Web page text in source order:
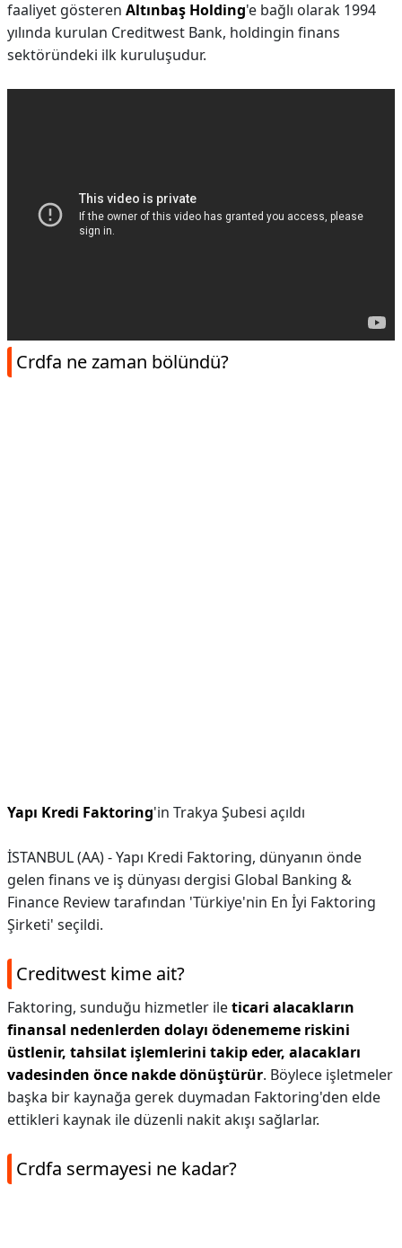
faaliyet gösteren Altınbaş Holding'e bağlı olarak 1994
yılında kurulan Creditwest Bank, holdingin finans
sektöründeki ilk kuruluşudur.
Crdfa ne zaman bölündü?
Yapı Kredi Faktoring'in Trakya Şubesi açıldı
İSTANBUL (AA) - Yapı Kredi Faktoring, dünyanın önde
gelen finans ve iş dünyası dergisi Global Banking &
Finance Review tarafından 'Türkiye'nin En İyi Faktoring
Şirketi' seçildi.
Creditwest kime ait?
Faktoring, sunduğu hizmetler ileticari alacakların
finansal nedenlerden dolayı ödenememe riskini
üstlenir, tahsilat işlemlerini takip eder, alacakları
vadesinden önce nakde dönüştürür. Böylece işletmeler
başka bir kaynağa gerek duymadan Faktoring'den elde
ettikleri kaynak ile düzenli nakit akışı sağlarlar.
Crdfa sermayesi ne kadar?